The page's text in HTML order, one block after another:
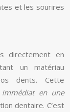
et les sourires
directement en
un matériau
dents. Cette
immédiat en une
dentaire. C’est